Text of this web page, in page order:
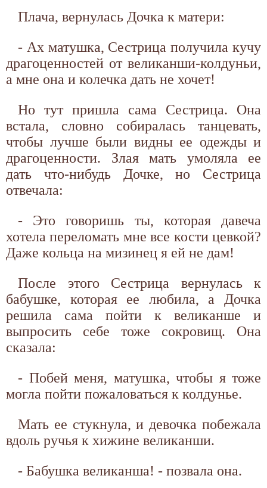
Плача, вернулась Дочка к матери:
- Ах матушка, Сестрица получила кучу
драгоценностей от великанши-колдуньи,
а мне она и колечка дать не хочет!
Но тут пришла сама Сестрица. Она
встала, словно собиралась танцевать,
чтобы лучше были видны ее одежды и
драгоценности. Злая мать умоляла ее
дать что-нибудь Дочке, но Сестрица
отвечала:
- Это говоришь ты, которая давеча
хотела переломать мне все кости цевкой?
Даже кольца на мизинец я ей не дам!
После этого Сестрица вернулась к
бабушке, которая ее любила, а Дочка
решила сама пойти к великанше и
выпросить себе тоже сокровищ. Она
сказала:
- Побей меня, матушка, чтобы я тоже
могла пойти пожаловаться к колдунье.
Мать ее стукнула, и девочка побежала
вдоль ручья к хижине великанши.
- Бабушка великанша! - позвала она.